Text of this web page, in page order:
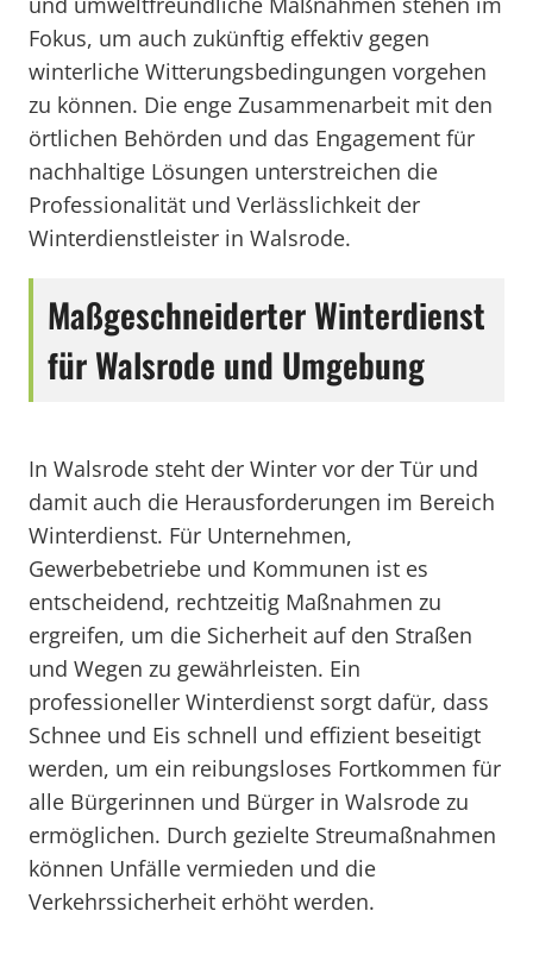
Fokus, um auch zukünftig effektiv gegen
winterliche Witterungsbedingungen vorgehen
zu können. Die enge Zusammenarbeit mit den
örtlichen Behörden und das Engagement für
nachhaltige Lösungen unterstreichen die
Professionalität und Verlässlichkeit der
Winterdienstleister in Walsrode.
Maßgeschneiderter Winterdienst
für Walsrode und Umgebung
In Walsrode steht der Winter vor der Tür und
damit auch die Herausforderungen im Bereich
Winterdienst. Für Unternehmen,
Gewerbebetriebe und Kommunen ist es
entscheidend, rechtzeitig Maßnahmen zu
ergreifen, um die Sicherheit auf den Straßen
und Wegen zu gewährleisten. Ein
professioneller Winterdienst sorgt dafür, dass
Schnee und Eis schnell und effizient beseitigt
werden, um ein reibungsloses Fortkommen für
alle Bürgerinnen und Bürger in Walsrode zu
ermöglichen. Durch gezielte Streumaßnahmen
können Unfälle vermieden und die
Verkehrssicherheit erhöht werden.